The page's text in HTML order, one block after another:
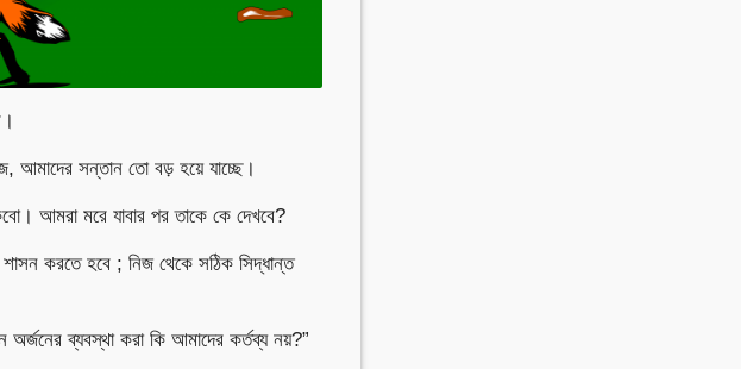
আমাদের সন্তান তো বড় হয়ে যাচ্ছে।
আমরা মরে যাবার পর তাকে কে দেখবে?
করতে হবে ; নিজ থেকে সঠিক সিদ্ধান্ত
অর্জনের ব্যবস্থা করা কি আমাদের কর্তব্য নয়?”